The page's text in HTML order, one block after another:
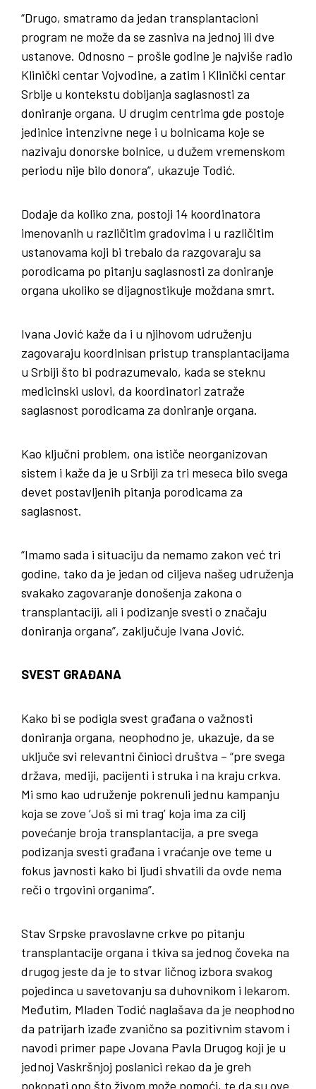
“Drugo, smatramo da jedan transplantacioni
program ne može da se zasniva na jednoj ili dve
ustanove. Odnosno – prošle godine je najviše radio
Klinički centar Vojvodine, a zatim i Klinički centar
Srbije u kontekstu dobijanja saglasnosti za
doniranje organa. U drugim centrima gde postoje
jedinice intenzivne nege i u bolnicama koje se
nazivaju donorske bolnice, u dužem vremenskom
periodu nije bilo donora”, ukazuje Todić.
Dodaje da koliko zna, postoji 14 koordinatora
imenovanih u različitim gradovima i u različitim
ustanovama koji bi trebalo da razgovaraju sa
porodicama po pitanju saglasnosti za doniranje
organa ukoliko se dijagnostikuje moždana smrt.
Ivana Jović kaže da i u njihovom udruženju
zagovaraju koordinisan pristup transplantacijama
u Srbiji što bi podrazumevalo, kada se steknu
medicinski uslovi, da koordinatori zatraže
saglasnost porodicama za doniranje organa.
Kao ključni problem, ona ističe neorganizovan
sistem i kaže da je u Srbiji za tri meseca bilo svega
devet postavljenih pitanja porodicama za
saglasnost.
“Imamo sada i situaciju da nemamo zakon već tri
godine, tako da je jedan od ciljeva našeg udruženja
svakako zagovaranje donošenja zakona o
transplantaciji, ali i podizanje svesti o značaju
doniranja organa”, zaključuje Ivana Jović.
SVEST GRAĐANA
Kako bi se podigla svest građana o važnosti
doniranja organa, neophodno je, ukazuje, da se
uključe svi relevantni činioci društva – “pre svega
država, mediji, pacijenti i struka i na kraju crkva.
Mi smo kao udruženje pokrenuli jednu kampanju
koja se zove ‘Još si mi trag’ koja ima za cilj
povećanje broja transplantacija, a pre svega
podizanja svesti građana i vraćanje ove teme u
fokus javnosti kako bi ljudi shvatili da ovde nema
reči o trgovini organima”.
Stav Srpske pravoslavne crkve po pitanju
transplantacije organa i tkiva sa jednog čoveka na
drugog jeste da je to stvar ličnog izbora svakog
pojedinca u savetovanju sa duhovnikom i lekarom.
Međutim, Mladen Todić naglašava da je neophodno
da patrijarh izađe zvanično sa pozitivnim stavom i
navodi primer pape Jovana Pavla Drugog koji je u
jednoj Vaskršnjoj poslanici rekao da je greh
pokopati ono što živom može pomoći, te da su ove